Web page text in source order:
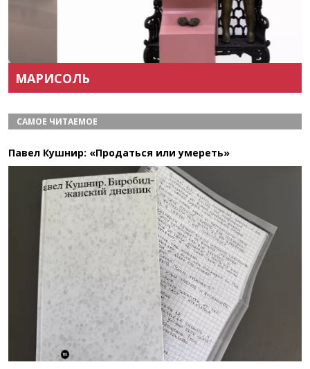
МАРИСОЛЬ
САМОЕ ЧИТАЕМОЕ
Павел Кушнир: «Продаться или умереть»